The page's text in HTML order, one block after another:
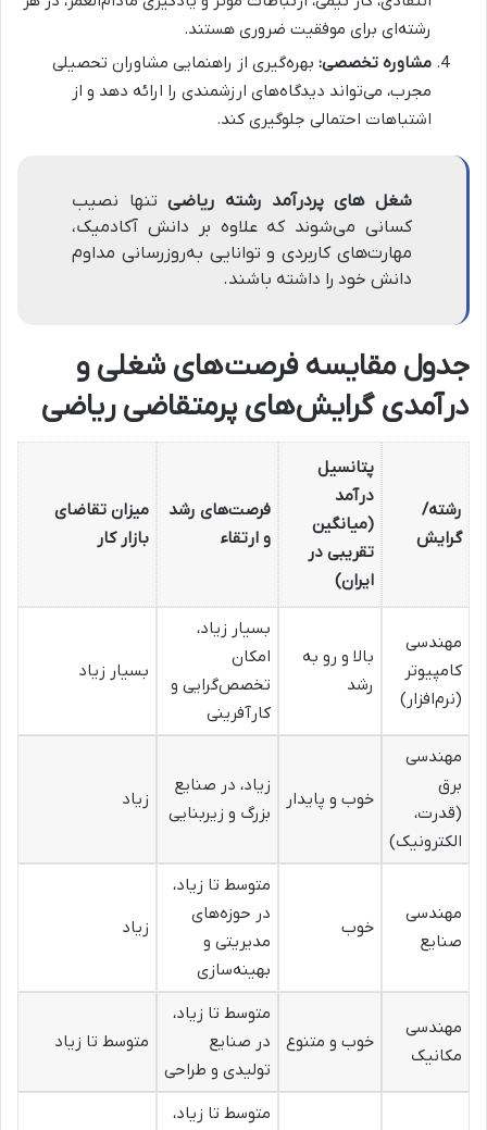
رشته‌ای برای موفقیت ضروری هستند.
مشاوره تخصصی: بهره‌گیری از راهنمایی مشاوران تحصیلی
مجرب، می‌تواند دیدگاه‌های ارزشمندی را ارائه دهد و از
اشتباهات احتمالی جلوگیری کند.
شغل های پردرآمد رشته ریاضیتنها نصیب
کسانی می‌شوند که علاوه بر دانش آکادمیک،
مهارت‌های کاربردی و توانایی به‌روزرسانی مداوم
دانش خود را داشته باشند.
جدول مقایسه فرصت‌های شغلی و
درآمدی گرایش‌های پرمتقاضی ریاضی
رشته/
گرایش
پتانسیل
درآمد
(میانگین
تقریبی در
ایران)
فرصت‌های رشد
و ارتقاء
میزان تقاضای
بازار کار
مهندسی
کامپیوتر
(نرم‌افزار)
بالا و رو به
رشد
بسیار زیاد،
امکان
تخصص‌گرایی و
کارآفرینی
بسیار زیاد
مهندسی
برق
(قدرت،
الکترونیک)
خوب و پایدار
زیاد، در صنایع
بزرگ و زیربنایی
زیاد
مهندسی
صنایع
خوب
متوسط تا زیاد،
در حوزه‌های
مدیریتی و
بهینه‌سازی
زیاد
مهندسی
مکانیک
خوب و متنوع
متوسط تا زیاد،
در صنایع
تولیدی و طراحی
متوسط تا زیاد
متوسط تا زیاد،